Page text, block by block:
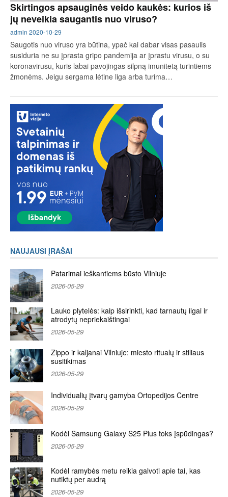
Skirtingos apsauginės veido kaukės: kurios iš
jų neveikia saugantis nuo viruso?
admin 2020-10-29
Saugotis nuo viruso yra būtina, ypač kai dabar visas pasaulis
susiduria ne su įprasta gripo pandemija ar įprastu virusu, o su
koronavirusu, kuris labai pavojingas silpną imunitetą turintiems
žmonėms. Jeigu sergama lėtine liga arba turima…
NAUJAUSI ĮRAŠAI
Patarimai ieškantiems būsto Vilniuje
2026-05-29
Lauko plytelės: kaip išsirinkti, kad tarnautų ilgai ir
atrodytų nepriekaištingai
2026-05-29
Zippo ir kaljanai Vilniuje: miesto ritualų ir stiliaus
susitikimas
2026-05-29
Individualių įtvarų gamyba Ortopedijos Centre
2026-05-29
Kodėl Samsung Galaxy S25 Plus toks įspūdingas?
2026-05-29
Kodėl ramybės metu reikia galvoti apie tai, kas
nutiktų per audrą
2026-05-29